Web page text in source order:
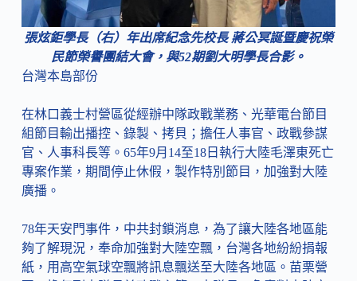
張炫鉅學長（右）年出席紀念先校長 蔣公冥誕暨慶祝榮
民節榮譽團結大會，與52期劉大明學長合影。
台灣本島部份
在林口義士村營區從經辦中隊政戰業務、光華電台節目
組節目輸出播控、錄製、拷貝；擔任人事官、政戰參謀
官、人事科長等。65年9月14至18日執行大陸毛澤東死亡
專案作業，期間停止休假，製作特別節目，加強對大陸
廣播。
78年天安門事件，中共封鎖消息，為了讓大陸各地區能
夠了解現況，奉命加強對大陸空飄，台灣各地紛紛捐報
紙，用高空氣球空飄將訊息飄送至大陸各地區。苗栗營